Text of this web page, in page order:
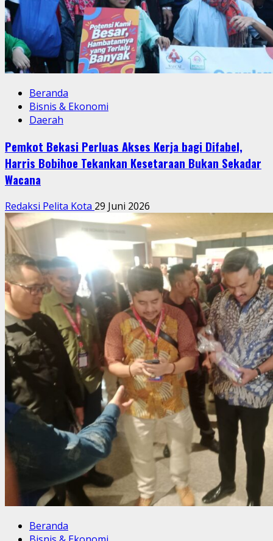
Beranda
Bisnis & Ekonomi
Daerah
Pemkot Bekasi Perluas Akses Kerja bagi Difabel,
Harris Bobihoe Tekankan Kesetaraan Bukan Sekadar
Wacana
Redaksi Pelita Kota 29 Juni 2026
Beranda